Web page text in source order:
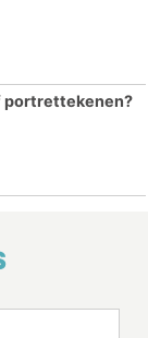
portrettekenen?